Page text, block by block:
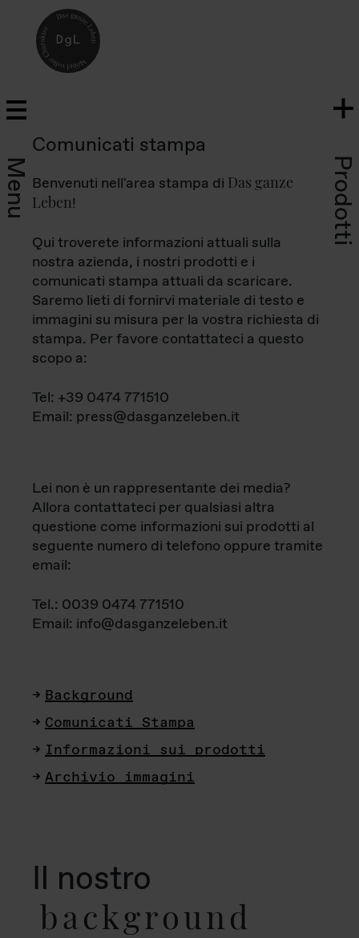
Menu Prodotti
Comunicati stampa
Benvenuti nell'area stampa di Das ganze
Leben!
Qui troverete informazioni attuali sulla
nostra azienda, i nostri prodotti e i
comunicati stampa attuali da scaricare.
Saremo lieti di fornirvi materiale di testo e
immagini su misura per la vostra richiesta di
stampa. Per favore contattateci a questo
scopo a:
Tel: +39 0474 771510
Email: press@dasganzeleben.it
Lei non è un rappresentante dei media?
Allora contattateci per qualsiasi altra
questione come informazioni sui prodotti al
seguente numero di telefono oppure tramite
email:
Tel.: 0039 0474 771510
Email: info@dasganzeleben.it
Background
Comunicati Stampa
Informazioni sui prodotti
Archivio immagini
Il nostro
background